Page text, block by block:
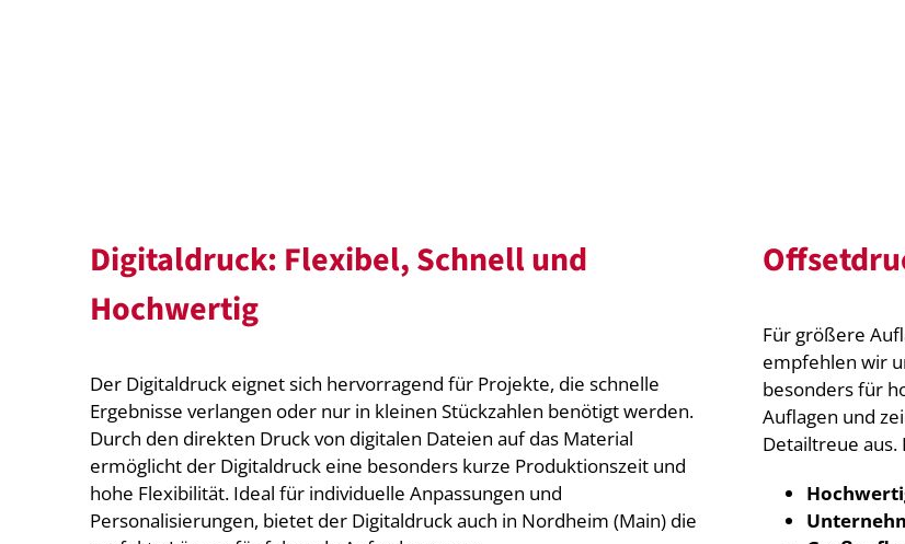
Digitaldruck: Flexibel, Schnell und
Hochwertig
Der Digitaldruck eignet sich hervorragend für Projekte, die schnelle
Ergebnisse verlangen oder nur in kleinen Stückzahlen benötigt werden.
Durch den direkten Druck von digitalen Dateien auf das Material
ermöglicht der Digitaldruck eine besonders kurze Produktionszeit und
hohe Flexibilität. Ideal für individuelle Anpassungen und
Personalisierungen, bietet der Digitaldruck auch in Nordheim (Main) die
Für größere
empfehlen wir
besonders für
Auflagen und
Detailtreue